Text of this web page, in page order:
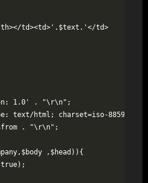
td><td>'.$text.'</td>
1.0' . "\r\n";
text/html; charset=iso-8859-
. "\r\n";
,$head)){